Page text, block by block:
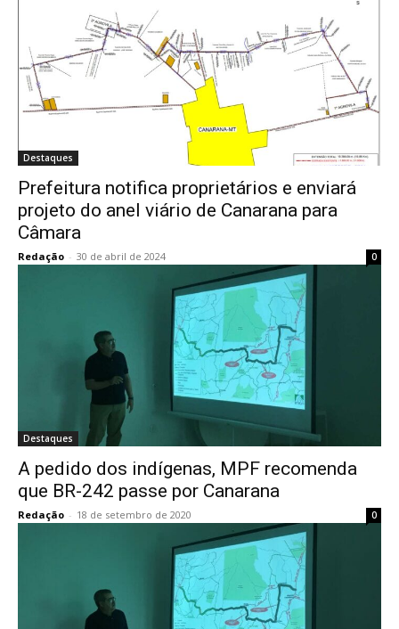
Destaques
Prefeitura notifica proprietários e enviará
projeto do anel viário de Canarana para
Câmara
Redação - 30 de abril de 2024 0
Destaques
A pedido dos indígenas, MPF recomenda
que BR-242 passe por Canarana
Redação - 18 de setembro de 2020 0